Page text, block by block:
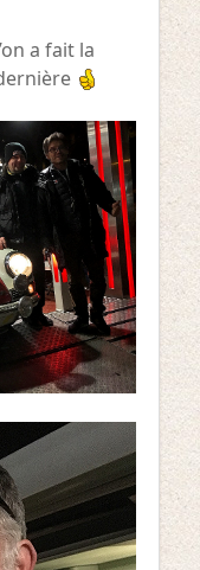
a fait la